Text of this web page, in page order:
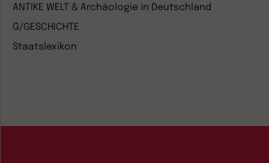
ANTIKE WELT & Archäologie in Deutschland
G/GESCHICHTE
Staatslexikon